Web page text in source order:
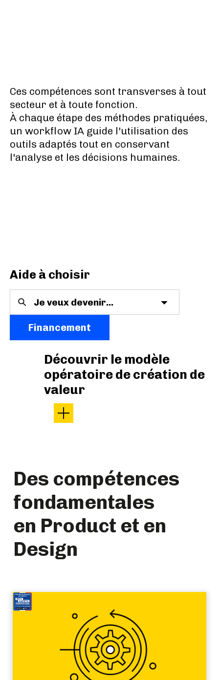
Ces compétences sont transverses à tout
secteur et à toute fonction.
À chaque étape des méthodes pratiquées,
un workflow IA guide l'utilisation des
outils adaptés tout en conservant
l'analyse et les décisions humaines.
Aide à choisir
Financement
Découvrir le modèle
opératoire de création de
valeur
Des compétences
fondamentales
en Product et en
Design